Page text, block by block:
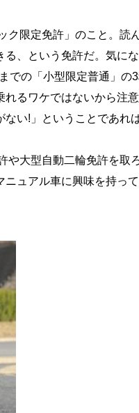
限定免許」のこと。読
、という免許だ。気に
での「小型限定普通」の
るワケではないから注意
い!」ということであれ
大型自動二輪免許を取
ュアル車に興味を持っ